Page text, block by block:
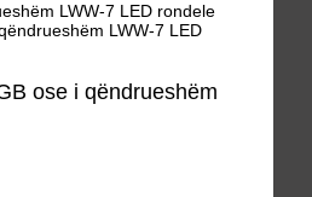
LWW-7 LED rondele
LWW-7 LED
ose i qëndrueshëm